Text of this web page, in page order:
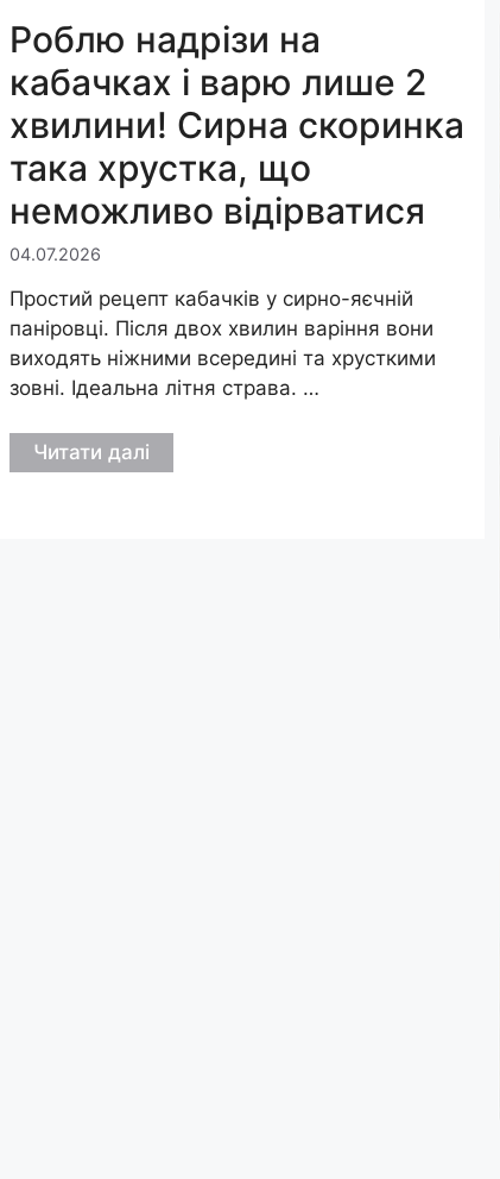
Роблю надрізи на
кабачках і варю лише 2
хвилини! Сирна скоринка
така хрустка, що
неможливо відірватися
04.07.2026
Простий рецепт кабачків у сирно-яєчній
паніровці. Після двох хвилин варіння вони
виходять ніжними всередині та хрусткими
зовні. Ідеальна літня страва. …
Читати далі